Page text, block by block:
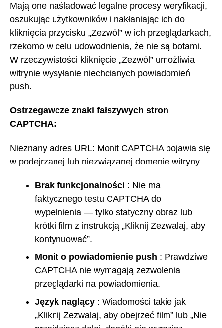
Mają one naśladować legalne procesy weryfikacji,
oszukując użytkowników i nakłaniając ich do
kliknięcia przycisku „Zezwól” w ich przeglądarkach,
rzekomo w celu udowodnienia, że nie są botami.
W rzeczywistości kliknięcie „Zezwól” umożliwia
witrynie wysyłanie niechcianych powiadomień
push.
Ostrzegawcze znaki fałszywych stron
CAPTCHA:
Nieznany adres URL: Monit CAPTCHA pojawia się
w podejrzanej lub niezwiązanej domenie witryny.
Brak funkcjonalności : Nie ma
faktycznego testu CAPTCHA do
wypełnienia — tylko statyczny obraz lub
krótki film z instrukcją „Kliknij Zezwalaj, aby
kontynuować”.
Monit o powiadomienie push : Prawdziwe
CAPTCHA nie wymagają zezwolenia
przeglądarki na powiadomienia.
Język naglący : Wiadomości takie jak
„Kliknij Zezwalaj, aby obejrzeć film” lub „Nie